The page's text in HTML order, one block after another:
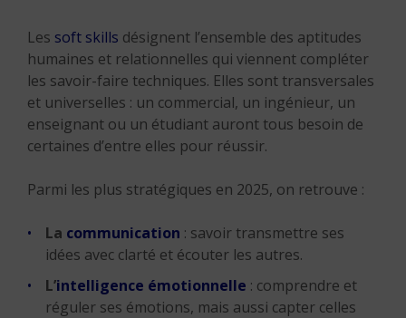
Les soft skills désignent l’ensemble des aptitudes
humaines et relationnelles qui viennent compléter
les savoir-faire techniques. Elles sont transversales
et universelles : un commercial, un ingénieur, un
enseignant ou un étudiant auront tous besoin de
certaines d’entre elles pour réussir.
Parmi les plus stratégiques en 2025, on retrouve :
La communication : savoir transmettre ses
idées avec clarté et écouter les autres.
L’intelligence émotionnelle : comprendre et
réguler ses émotions, mais aussi capter celles